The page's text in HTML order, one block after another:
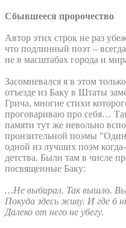
Сбывшееся пророчество
Автор этих строк не раз
что подлинный поэт –
не в масштабах города и
Засомневался я в этом
отъезде из Баку в Штаты
Грича, многие стихи
проговариваю про себя…
памяти тут же невольно
пронзительной поэмы
одной из лучших поэм
детства. Были там в числе
посвященные Баку:
…Не выбирал. Так вышло.
Покуда здесь живу. И где б
Далеко от него не убегу.